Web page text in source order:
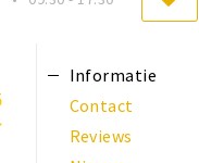
Informatie
Contact
Reviews